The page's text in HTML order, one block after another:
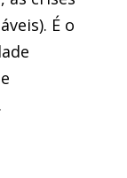
É o